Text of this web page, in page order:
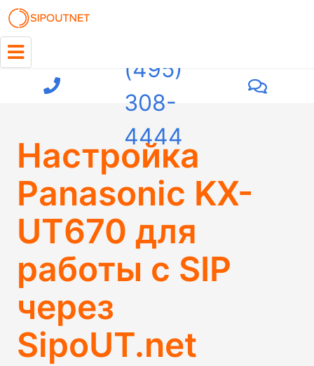
(495)
308-
4444
Настройка
Panasonic KX-
UT670 для
работы с SIP
через
SipoUT.net